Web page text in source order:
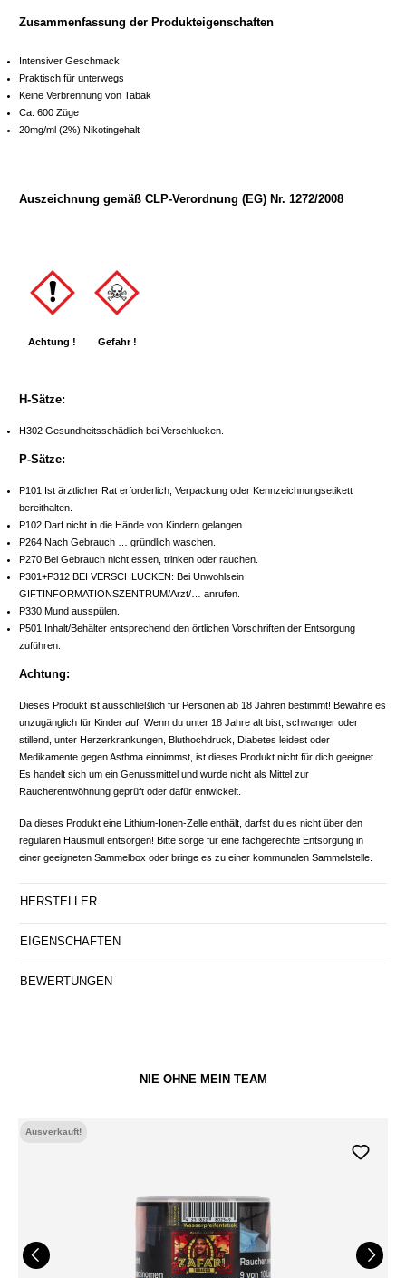
Zusammenfassung der Produkteigenschaften
Intensiver Geschmack
Praktisch für unterwegs
Keine Verbrennung von Tabak
Ca. 600 Züge
20mg/ml (2%) Nikotingehalt
Auszeichnung gemäß CLP-Verordnung (EG) Nr. 1272/2008
Achtung ! Gefahr !
H-Sätze:
H302 Gesundheitsschädlich bei Verschlucken.
P-Sätze:
P101 Ist ärztlicher Rat erforderlich, Verpackung oder Kennzeichnungsetikett
bereithalten.
P102 Darf nicht in die Hände von Kindern gelangen.
P264 Nach Gebrauch … gründlich waschen.
P270 Bei Gebrauch nicht essen, trinken oder rauchen.
P301+P312 BEI VERSCHLUCKEN: Bei Unwohlsein
GIFTINFORMATIONSZENTRUM/Arzt/… anrufen.
P330 Mund ausspülen.
P501 Inhalt/Behälter entsprechend den örtlichen Vorschriften der Entsorgung
zuführen.
Achtung:
Dieses Produkt ist ausschließlich für Personen ab 18 Jahren bestimmt! Bewahre es
unzugänglich für Kinder auf. Wenn du unter 18 Jahre alt bist, schwanger oder
stillend, unter Herzerkrankungen, Bluthochdruck, Diabetes leidest oder
Medikamente gegen Asthma einnimmst, ist dieses Produkt nicht für dich geeignet.
Es handelt sich um ein Genussmittel und wurde nicht als Mittel zur
Raucherentwöhnung geprüft oder dafür entwickelt.
Da dieses Produkt eine Lithium-Ionen-Zelle enthält, darfst du es nicht über den
regulären Hausmüll entsorgen! Bitte sorge für eine fachgerechte Entsorgung in
einer geeigneten Sammelbox oder bringe es zu einer kommunalen Sammelstelle.
HERSTELLER
EIGENSCHAFTEN
BEWERTUNGEN
NIE OHNE MEIN TEAM
Ausverkauft!